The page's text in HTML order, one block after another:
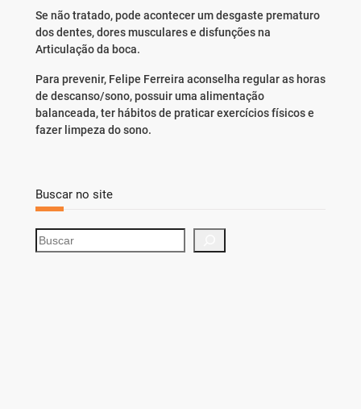
Se não tratado, pode acontecer um desgaste prematuro
dos dentes, dores musculares e disfunções na
Articulação da boca.
Para prevenir, Felipe Ferreira aconselha regular as horas
de descanso/sono, possuir uma alimentação
balanceada, ter hábitos de praticar exercícios físicos e
fazer limpeza do sono.
Buscar no site
S
e